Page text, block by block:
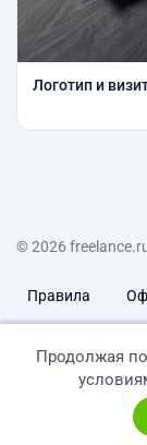
Логотип и
© 2026
Правила
Продолжая